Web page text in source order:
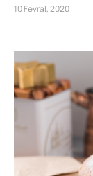
10 Fevral, 2020